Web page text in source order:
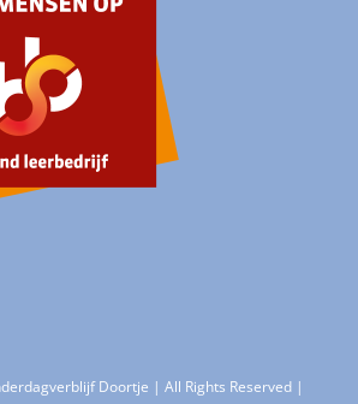
Doortje | All Rights Reserved |